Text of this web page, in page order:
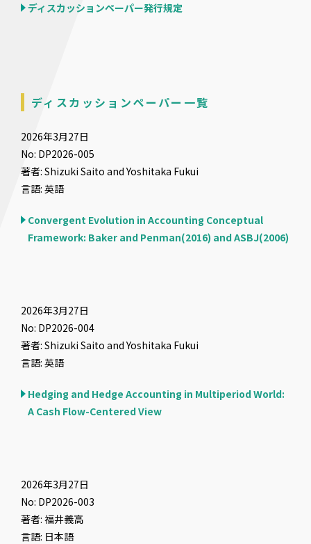
ディスカッションペーパー発行規定
ディスカッションペーパー一覧
2026年3月27日
No: DP2026-005
著者: Shizuki Saito and Yoshitaka Fukui
言語: 英語
Convergent Evolution in Accounting Conceptual
Framework: Baker and Penman(2016) and ASBJ(2006)
2026年3月27日
No: DP2026-004
著者: Shizuki Saito and Yoshitaka Fukui
言語: 英語
Hedging and Hedge Accounting in Multiperiod World:
A Cash Flow-Centered View
2026年3月27日
No: DP2026-003
著者: 福井義高
言語: 日本語